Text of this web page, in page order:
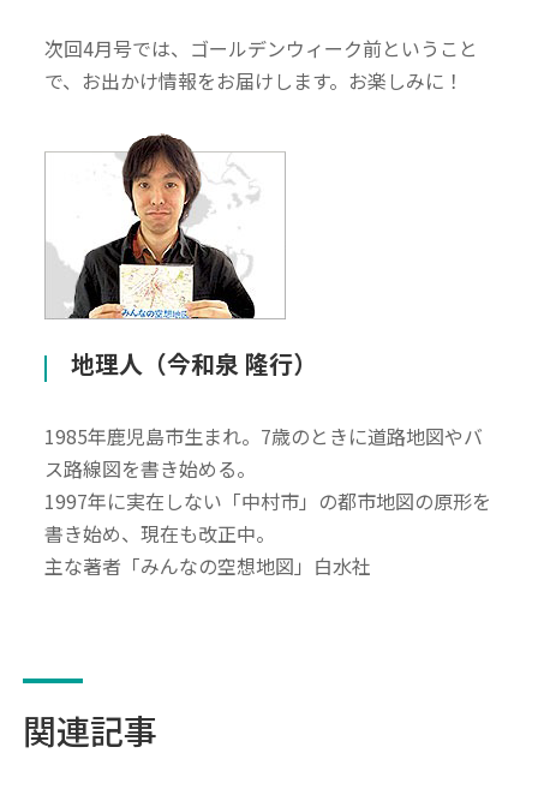
次回4月号では、ゴールデンウィーク前ということ
で、お出かけ情報をお届けします。お楽しみに！
地理人（今和泉 隆行）
1985年鹿児島市生まれ。7歳のときに道路地図やバ
ス路線図を書き始める。
1997年に実在しない「中村市」の都市地図の原形を
書き始め、現在も改正中。
主な著者「みんなの空想地図」白水社
関連記事